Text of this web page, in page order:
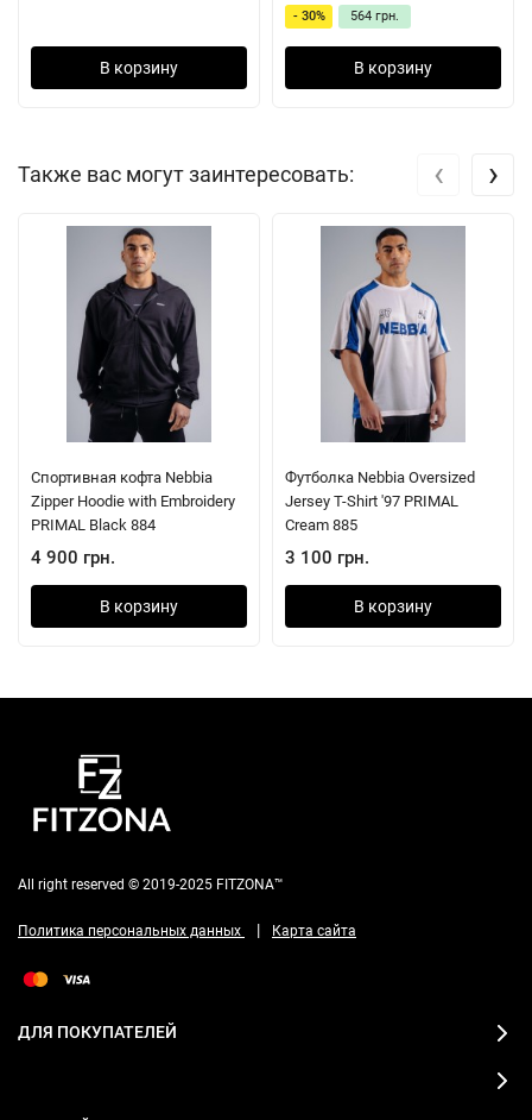
В корзину
- 30% 564 грн.
В корзину
Также вас могут заинтересовать:
Спортивная кофта Nebbia
Zipper Hoodie with Embroidery
PRIMAL Black 884
4 900 грн.
В корзину
Футболка Nebbia Oversized
Jersey T-Shirt '97 PRIMAL
Cream 885
3 100 грн.
В корзину
‹ ›
All right reserved © 2019-2025 FITZONA™
Политика персональных данных | Карта сайта
ДЛЯ ПОКУПАТЕЛЕЙ